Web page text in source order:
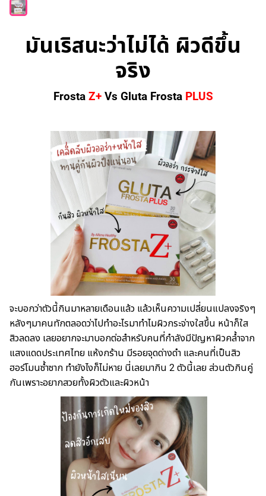
มันเริสนะว่าไม่ได้ ผิวดีขึ้น
จริง
FrostaZ+Vs Gluta Frosta PLUS
จะบอกว่าตัวนี้กินมาหลายเดือนแล้ว แล้วเห็นความเปลี่ยนแปลงจริงๆ
หลังๆมาคนทักตลอดว่าไปทำอะไรมาทำไมผิวกระจ่างใสขึ้น หน้าก็ใส
สิวลดลง เลยอยากจะมาบอกต่อสำหรับคนที่กำลังมีปัญหาผิวคล้ำจาก
แสงแดดประเทศไทย แห้งกร้าน มีรอยจุดด่างดำ และคนที่เป็นสิว
ฮอร์โมนซ้ำซาก ทำยังไงก็ไม่หาย นี่เลยมากิน 2 ตัวนี้เลย ส่วนตัวกินคู่
กันเพราะอยากสวยทั้งผิวตัวและผิวหน้า